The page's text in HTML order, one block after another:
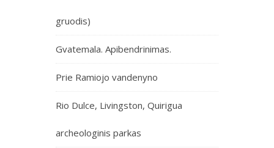
gruodis)
Gvatemala. Apibendrinimas.
Prie Ramiojo vandenyno
Rio Dulce, Livingston, Quirigua
archeologinis parkas